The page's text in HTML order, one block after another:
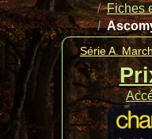
Fiches
Série A.